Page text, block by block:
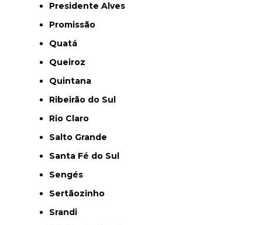
Presidente Alves
Promissão
Quatá
Queiroz
Quintana
Ribeirão do Sul
Rio Claro
Salto Grande
Santa Fé do Sul
Sengés
Sertãozinho
Srandi